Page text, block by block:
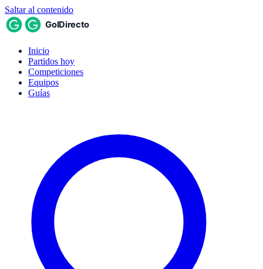
Saltar al contenido
Inicio
Partidos hoy
Competiciones
Equipos
Guías